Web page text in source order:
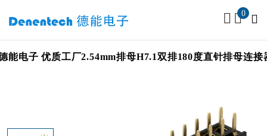
0
德能电子 优质工厂2.54mm排母H7.1双排180度直针排母